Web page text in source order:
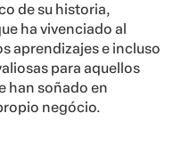
de su historia,
ha vivenciado al
aprendizajes e incluso
para aquellos
han soñado en
negócio.